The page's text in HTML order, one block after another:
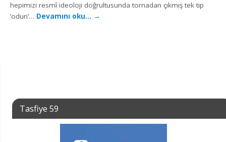
hepimizi resmî ideoloji doğrultusunda tornadan çıkmış tek tip
‘odun’… Devamını oku… →
Tasfiye 59